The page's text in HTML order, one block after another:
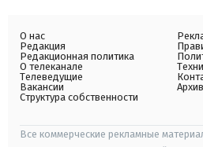
О нас
Редакция
Редакционная политика
О телеканале
Телеведущие
Вакансии
Структура собственности
Архив
Все коммерческие рекламные